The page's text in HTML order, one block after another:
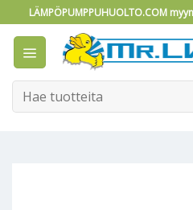
to
content
LÄMPÖPUMPPUHUOLTO.COM
Etsi: